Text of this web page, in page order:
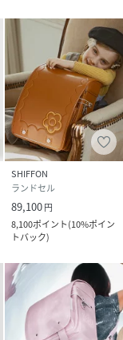
主素材として採
高い人工皮革を使
修理対応致しま
合には無料修理、
ただけます。
SHIFFON
ランドセル
89,100円
8,100ポイント(10%ポイン
トバック)